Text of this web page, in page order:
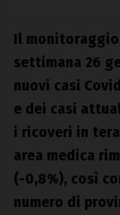
Il monitoraggio
settimana 26
nuovi casi
e dei casi
i ricoveri in
area medica
(-0,8%), così
numero di